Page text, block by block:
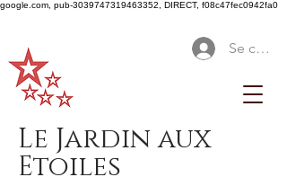
google.com, pub-3039747319463352, DIRECT, f08c47fec0942fa0
Se
Le Jardin aux
Etoiles